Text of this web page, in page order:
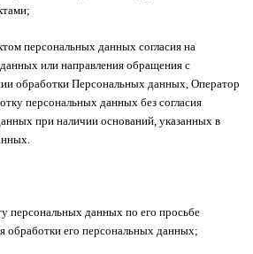
персональных данных согласия на
или направления обращения с
обработки Персональных данных, Оператор
персональных данных без согласия
при наличии оснований, указанных в
персональных данных по его просьбе
его персональных данных;